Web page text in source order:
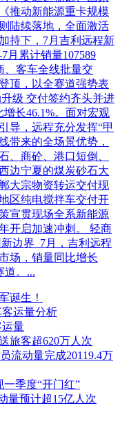
推动新能源重卡规模
陆续落地，全面激活
持下，7月吉利远程新
月累计销量107589
、客车全线批量交
顶，以全赛道强势表
级 交付签约齐头并进
长46.1%。面对宏观
导，远程充分发挥“甲
带来的全场景优势，
、商砼、港口短倒、
边宁夏的煤炭砂石大
大宗物资转运交付现
区纯电搅拌车交付开
宣贯现场全系新能源
开启加速冲刺。 轻商
边界 7月，吉利远程
场，销量同比增长
道。...
诞生！
客运量分析
运量
旅客超620万人次
流动量完成20119.4万
一季度“开门红”
量预计超15亿人次